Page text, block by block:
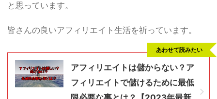
と思っています。
皆さんの良いアフィリエイト生活を祈っています。
アフィリエイトは儲からない？ア
フィリエイトで儲けるために最低
あわせて読みたい